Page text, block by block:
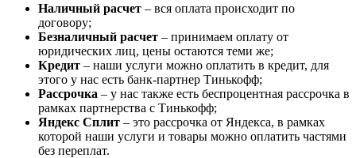
Наличный расчет – вся оплата происходит по
договору;
Безналичный расчет – принимаем оплату от
юридических лиц, цены остаются теми же;
Кредит – наши услуги можно оплатить в кредит, для
этого у нас есть банк-партнер Тинькофф;
Рассрочка – у нас также есть беспроцентная рассрочка в
рамках партнерства с Тинькофф;
Яндекс Сплит – это рассрочка от Яндекса, в рамках
которой наши услуги и товары можно оплатить частями
без переплат.